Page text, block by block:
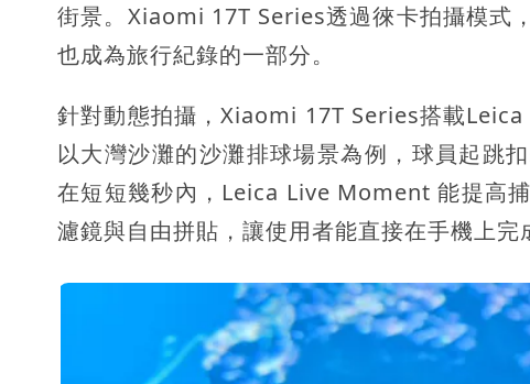
街景。Xiaomi 17T Series透過徠卡拍攝模式
也成為旅行紀錄的一部分。
針對動態拍攝，Xiaomi 17T Series搭載
以大灣沙灘的沙灘排球場景為例，球員起跳
在短短幾秒內，Leica Live Moment 能提高
濾鏡與自由拼貼，讓使用者能直接在手機上完